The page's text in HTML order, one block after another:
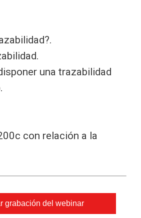
una trazabilidad
con relación a la
grabación del webinar